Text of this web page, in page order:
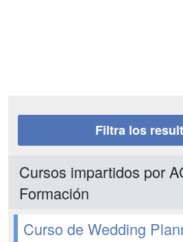
Filtra los
Cursos impartidos por
Formación
Curso de Wedding